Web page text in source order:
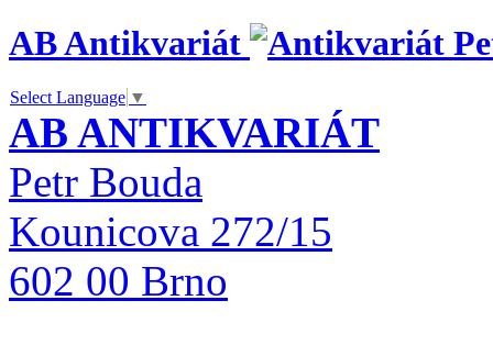
AB Antikvariát
Select Language ▼
AB ANTIKVARIÁT
Petr Bouda
Kounicova 272/15
602 00 Brno